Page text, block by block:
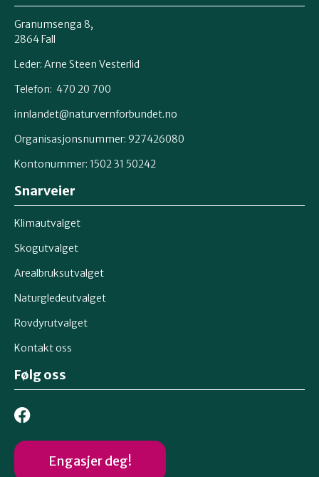
Granumsenga 8,
2864 Fall
Leder: Arne Steen Vesterlid
Telefon: 470 20 700
innlandet@naturvernforbundet.no
Organisasjonsnummer: 927426080
Kontonummer: 1502 31 50242
Snarveier
Klimautvalget
Skogutvalget
Arealbruksutvalget
Naturgledeutvalget
Rovdyrutvalget
Kontakt oss
Følg oss
Engasjer deg!